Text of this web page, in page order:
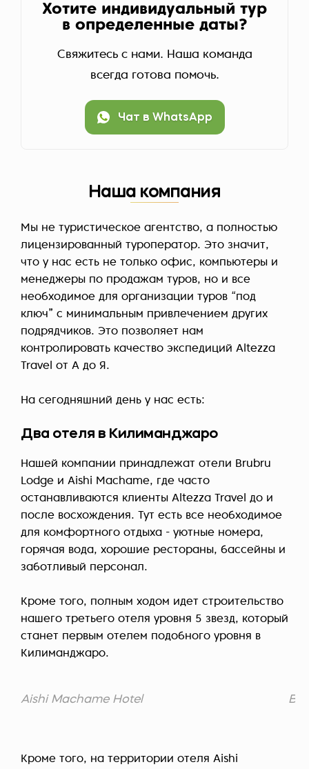
Хотите индивидуальный тур
в определенные даты?
Свяжитесь с нами. Наша команда
всегда готова помочь.
Чат в WhatsApp
Наша компания
Мы не туристическое агентство, а полностью
лицензированный туроператор. Это значит,
что у нас есть не только офис, компьютеры и
менеджеры по продажам туров, но и все
необходимое для организации туров “под
ключ” с минимальным привлечением других
подрядчиков. Это позволяет нам
контролировать качество экспедиций Altezza
Travel от А до Я.
На сегодняшний день у нас есть:
Два отеля в Килиманджаро
Нашей компании принадлежат отели Brubru
Lodge и Aishi Machame, где часто
останавливаются клиенты Altezza Travel до и
после восхождения. Тут есть все необходимое
для комфортного отдыха - уютные номера,
горячая вода, хорошие рестораны, бассейны и
заботливый персонал.
Кроме того, полным ходом идет строительство
нашего третьего отеля уровня 5 звезд, который
станет первым отелем подобного уровня в
Килиманджаро.
Aishi Machame Hotel
Кроме того, на территории отеля Aishi